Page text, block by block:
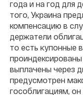
года и на год для
того, Украина
компенсацию в
держатели
то есть купонные
выплачены через
предусмотрен
гособлигациям,